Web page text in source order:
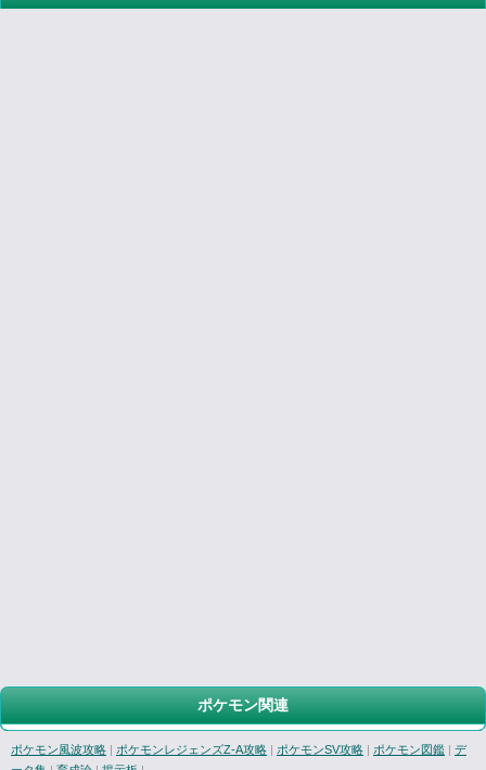
ポケモン関連
ポケモン風波攻略 | ポケモンレジェンズZ-A攻略 | ポケモンSV攻略 | ポケモン図鑑 | デ